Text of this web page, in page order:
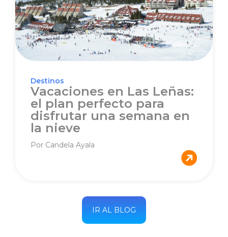
Destinos
Vacaciones en Las Leñas:
el plan perfecto para
disfrutar una semana en
la nieve
Por Candela Ayala
IR AL BLOG